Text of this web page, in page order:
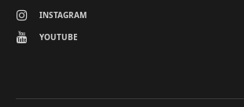
INSTAGRAM
YOUTUBE